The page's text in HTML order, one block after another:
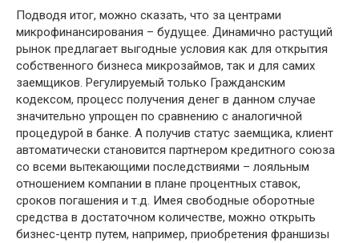
Подводя итог, можно сказать, что за центрами
микрофинансирования – будущее. Динамично растущий
рынок предлагает выгодные условия как для открытия
собственного бизнеса микрозаймов, так и для самих
заемщиков. Регулируемый только Гражданским
кодексом, процесс получения денег в данном случае
значительно упрощен по сравнению с аналогичной
процедурой в банке. А получив статус заемщика, клиент
автоматически становится партнером кредитного союза
со всеми вытекающими последствиями – лояльным
отношением компании в плане процентных ставок,
сроков погашения и т.д. Имея свободные оборотные
средства в достаточном количестве, можно открыть
бизнес-центр путем, например, приобретения франшизы